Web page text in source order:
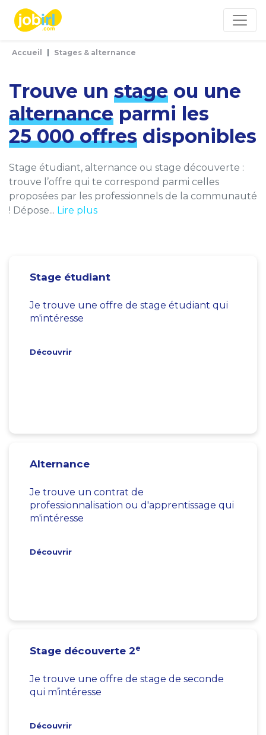
Accueil Stages & alternance
Trouve un stage ou une
alternance parmi les
25 000 offres disponibles
Stage étudiant, alternance ou stage découverte :
trouve l’offre qui te correspond parmi celles
proposées par les professionnels de la communauté
! Dépose... Lire plus
Stage étudiant
Je trouve une offre de stage étudiant qui
m'intéresse
Découvrir
Alternance
Je trouve un contrat de
professionnalisation ou d'apprentissage qui
m'intéresse
Découvrir
Stage découverte 2e
Je trouve une offre de stage de seconde
qui m’intéresse
Découvrir
Panneau de gestion des cookies